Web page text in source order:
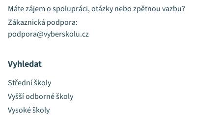
Máte zájem o spolupráci, otázky nebo zpětnou vazbu?
Zákaznická podpora:
podpora@vyberskolu.cz
Vyhledat
Střední školy
Vyšší odborné školy
Vysoké školy